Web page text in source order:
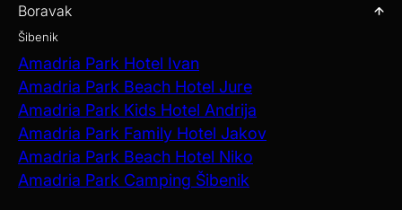
Boravak
Šibenik
Amadria Park Hotel Ivan
Amadria Park Beach Hotel Jure
Amadria Park Kids Hotel Andrija
Amadria Park Family Hotel Jakov
Amadria Park Beach Hotel Niko
Amadria Park Camping Šibenik